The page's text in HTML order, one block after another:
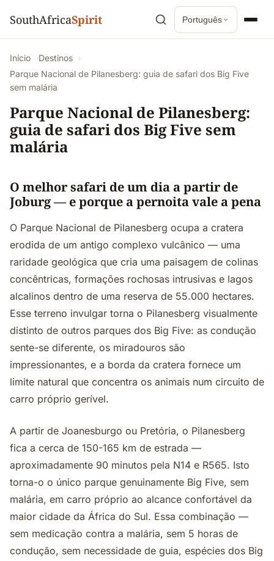
SouthAfricaSpirit Português
Início
Destinos
Parque Nacional de Pilanesberg: guia de safari dos Big Five
sem malária
Parque Nacional de Pilanesberg:
guia de safari dos Big Five sem
malária
O melhor safari de um dia a partir de
Joburg — e porque a pernoita vale a pena
O Parque Nacional de Pilanesberg ocupa a cratera
erodida de um antigo complexo vulcânico — uma
raridade geológica que cria uma paisagem de colinas
concêntricas, formações rochosas intrusivas e lagos
alcalinos dentro de uma reserva de 55.000 hectares.
Esse terreno invulgar torna o Pilanesberg visualmente
distinto de outros parques dos Big Five: as condução
sente-se diferente, os miradouros são
impressionantes, e a borda da cratera fornece um
limite natural que concentra os animais num circuito de
carro próprio gerível.
A partir de Joanesburgo ou Pretória, o Pilanesberg
fica a cerca de 150-165 km de estrada —
aproximadamente 90 minutos pela N14 e R565. Isto
torna-o o único parque genuinamente Big Five, sem
malária, em carro próprio ao alcance confortável da
maior cidade da África do Sul. Essa combinação —
sem medicação contra a malária, sem 5 horas de
condução, sem necessidade de guia, espécies dos Big